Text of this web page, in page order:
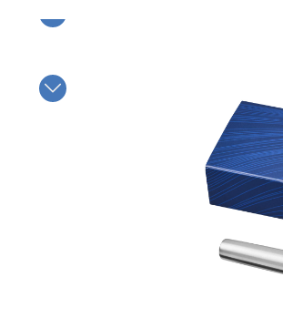
Bildergalerie überspringen